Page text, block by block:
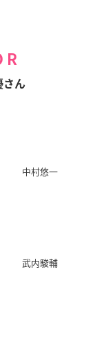
さん
中村悠一
武内駿輔